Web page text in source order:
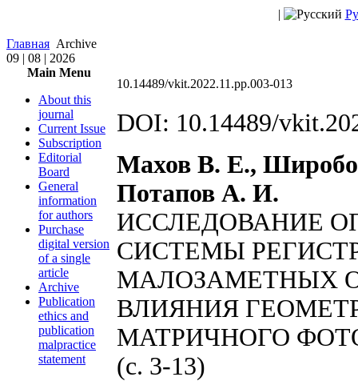
|
Главная Archive
09 | 08 | 2026
Main Menu
About this
journal
Current Issue
Subscription
Editorial
Board
General
information
for authors
Purchase
digital version
of a single
article
Archive
Publication
ethics and
publication
malpractice
statement
10.14489/vkit.2022.11.pp.003-013
DOI: 10.14489/
Махов В. Е.,
Потапов А. И.
ИССЛЕДОВАНИЕ
СИСТЕМЫ
МАЛОЗАМЕТНЫХ
ВЛИЯНИЯ
МАТРИЧНОГО
(с. 3-13)